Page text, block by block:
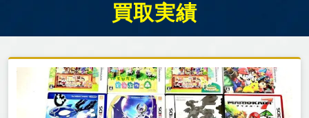
買取実績